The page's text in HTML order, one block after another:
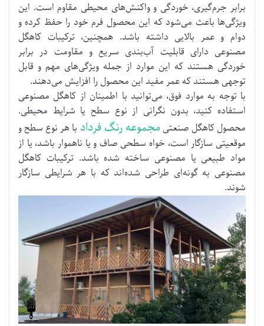
برابر جرم‌گیری، خوردگی و واکنش‌های محیطی مقاوم است. این
ویژگی‌ها باعث می‌شود که این محصول فرم خود را حفظ کرده و
دوام و عمر بالایی داشته باشد. همچنین، ترکیبات کاهگل
مصنوعی دارای قابلیت آب‌بندی سریع و مقاومت در برابر
خوردگی هستند که این موارد از جمله ویژگی‌های مهم و قابل
توجهی هستند که عمر مفید این محصول را افزایش می‌دهند.
با توجه به موارد فوق، می‌توانید با اطمینان از کاهگل مصنوعی
استفاده کنید، بدون نگرانی از نوع سطح یا شرایط محیطی.
محصول کاهگل صنعتیمجموعه رنگ فرداد با هر نوع سطح و
موقعیتی سازگار است، خواه سطحی صاف و یا ناهموار باشد، یا از
مواد طبیعی یا مصنوعی ساخته شده باشد. ترکیبات کاهگل
مصنوعی به گونه‌ای طراحی شده‌اند که با هر شرایطی سازگار
شوند.